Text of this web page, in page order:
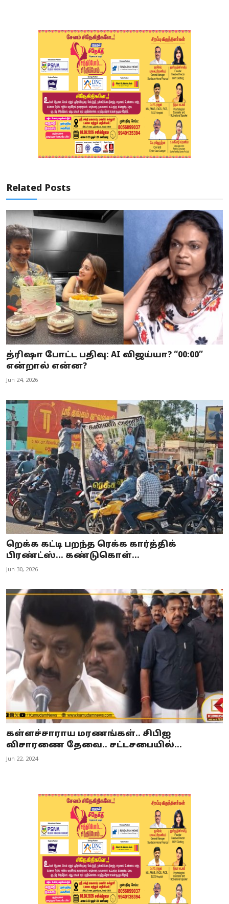
Related Posts
த்ரிஷா போட்ட பதிவு: AI விஜய்யா? “00:00”
என்றால் என்ன?
Jun 24, 2026
றெக்க கட்டி பறந்த ரெக்க கார்த்திக்
பிரண்ட்ஸ்… கண்டுகொள்...
Jun 30, 2026
கள்ளச்சாராய மரணங்கள்.. சிபிஐ
விசாரணை தேவை.. சட்டசபையில்...
Jun 22, 2024